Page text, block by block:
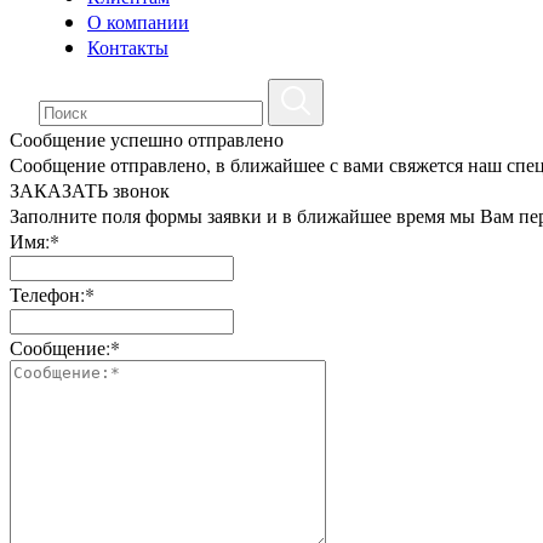
О компании
Контакты
Сообщение успешно отправлено
Сообщение отправлено, в ближайшее с вами свяжется наш
ЗАКАЗАТЬ звонок
Заполните поля формы заявки и в ближайшее время мы Вам
Имя:*
Телефон:*
Сообщение:*